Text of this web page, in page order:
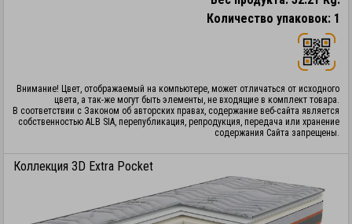
Количество упаковок: 1
Внимание! Цвет, отображаемый на компьютере, может отличаться от исходного
цвета, а так-же могут быть элементы, не входящие в комплект товара.
В соответствии с Законом об авторских правах, содержание веб-сайта является
собственностью ALB SIA, перепубликация, репродукция, передача или хранение
содержания Сайта запрещены.
Коллекция 3D Extra Pocket